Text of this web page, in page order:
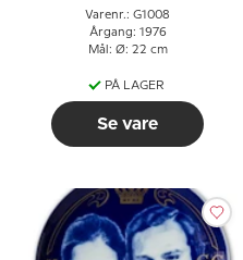
Varenr.: G1008
Årgang: 1976
Mål: Ø: 22 cm
PÅ LAGER
Se vare